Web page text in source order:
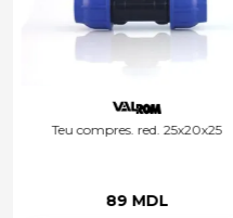
Teu compres. red. 25x20x25
89 MDL